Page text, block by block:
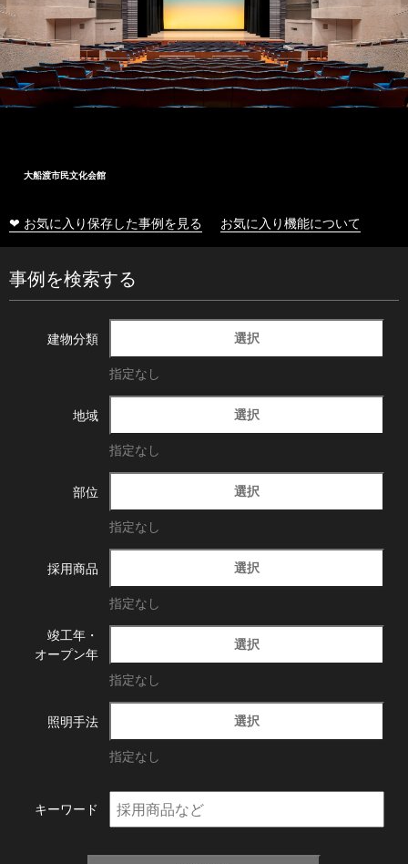
大船渡市民文化会館
❤ お気に入り保存した事例を見る お気に入り機能について
事例を検索する
建物分類 選択
指定なし
地域 選択
指定なし
部位 選択
指定なし
採用商品 選択
指定なし
竣工年・
オープン年
選択
指定なし
照明手法 選択
指定なし
キーワード